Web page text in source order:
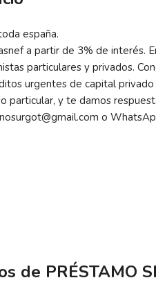
españa.
a partir de 3% de interés.
particulares y privados.
urgentes de capital
particular, y te damos
o
de PRÉSTAMO